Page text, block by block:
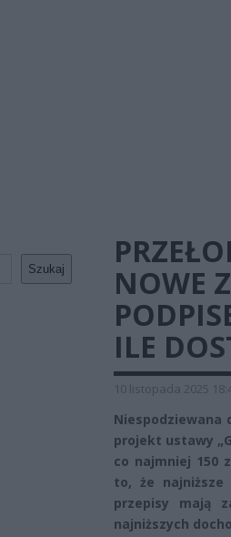
Szukaj
NOWE
ILE
10 listopada 2025
Niespodziewana
projekt ustawy
co najmniej 150
to, że najniższe
przepisy mają
najniższych